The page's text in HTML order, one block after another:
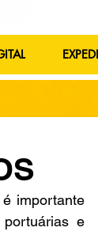
importante
e